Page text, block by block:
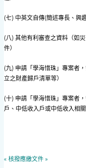
(七) 中英文自傳(簡述專長、興
(八) 其他有利審查之資料（如
件）
(九) 申請「學海惜珠」專案者
立之財產歸戶清單等）
(十) 申請「學海惜珠」專案者
戶、中低收入戶或中低收入相
« 核撥應繳文件 »